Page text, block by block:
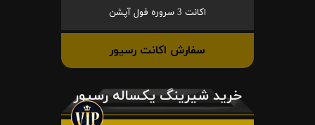
اکانت 3 سروره فول آپشن
سفارش اکانت رسیور
خرید شیرینگ یکساله رسیور